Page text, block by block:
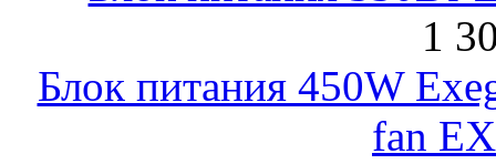
1
Блок питания 450W
fan